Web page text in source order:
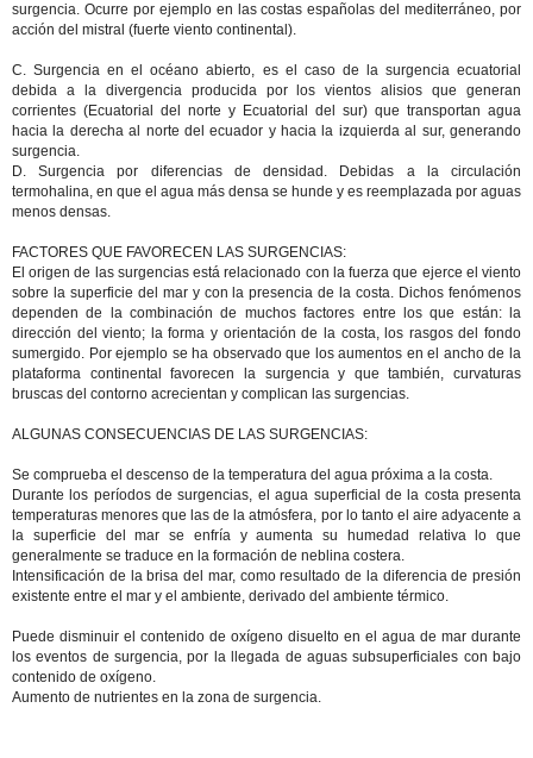
surgencia. Ocurre por ejemplo en las costas españolas del mediterráneo, por
acción del mistral (fuerte viento continental).
C. Surgencia en el océano abierto, es el caso de la surgencia ecuatorial
debida a la divergencia producida por los vientos alisios que generan
corrientes (Ecuatorial del norte y Ecuatorial del sur) que transportan agua
hacia la derecha al norte del ecuador y hacia la izquierda al sur, generando
surgencia.
D. Surgencia por diferencias de densidad. Debidas a la circulación
termohalina, en que el agua más densa se hunde y es reemplazada por aguas
menos densas.
FACTORES QUE FAVORECEN LAS SURGENCIAS:
El origen de las surgencias está relacionado con la fuerza que ejerce el viento
sobre la superficie del mar y con la presencia de la costa. Dichos fenómenos
dependen de la combinación de muchos factores entre los que están: la
dirección del viento; la forma y orientación de la costa, los rasgos del fondo
sumergido. Por ejemplo se ha observado que los aumentos en el ancho de la
plataforma continental favorecen la surgencia y que también, curvaturas
bruscas del contorno acrecientan y complican las surgencias.
ALGUNAS CONSECUENCIAS DE LAS SURGENCIAS:
Se comprueba el descenso de la temperatura del agua próxima a la costa.
Durante los períodos de surgencias, el agua superficial de la costa presenta
temperaturas menores que las de la atmósfera, por lo tanto el aire adyacente a
la superficie del mar se enfría y aumenta su humedad relativa lo que
generalmente se traduce en la formación de neblina costera.
Intensificación de la brisa del mar, como resultado de la diferencia de presión
existente entre el mar y el ambiente, derivado del ambiente térmico.
Puede disminuir el contenido de oxígeno disuelto en el agua de mar durante
los eventos de surgencia, por la llegada de aguas subsuperficiales con bajo
contenido de oxígeno.
Aumento de nutrientes en la zona de surgencia.